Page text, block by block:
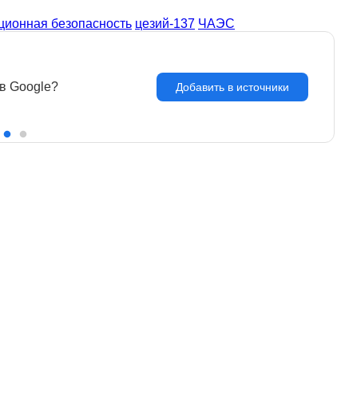
безопасность цезий-137 ЧАЭС
Google? Добавить в источники